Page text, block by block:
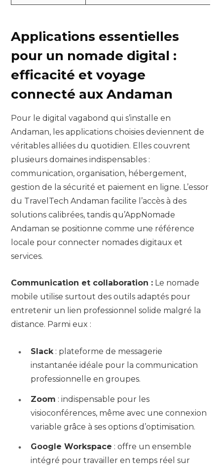
Applications essentielles
pour un nomade digital :
efficacité et voyage
connecté aux Andaman
Pour le digital vagabond qui s’installe en
Andaman, les applications choisies deviennent de
véritables alliées du quotidien. Elles couvrent
plusieurs domaines indispensables :
communication, organisation, hébergement,
gestion de la sécurité et paiement en ligne. L’essor
du TravelTech Andaman facilite l’accès à des
solutions calibrées, tandis qu’AppNomade
Andaman se positionne comme une référence
locale pour connecter nomades digitaux et
services.
Communication et collaboration : Le nomade
mobile utilise surtout des outils adaptés pour
entretenir un lien professionnel solide malgré la
distance. Parmi eux :
Slack : plateforme de messagerie
instantanée idéale pour la communication
professionnelle en groupes.
Zoom : indispensable pour les
visioconférences, même avec une connexion
variable grâce à ses options d’optimisation.
Google Workspace : offre un ensemble
intégré pour travailler en temps réel sur